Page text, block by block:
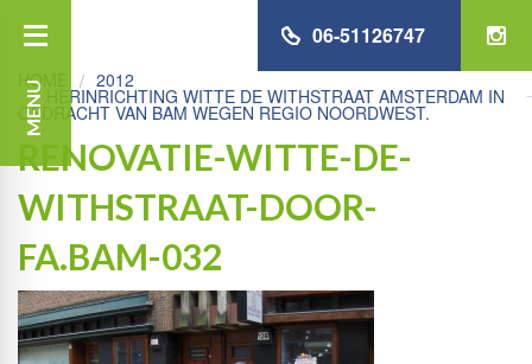
MENU
06-51126747
HOME 2012
HERINRICHTING WITTE DE WITHSTRAAT AMSTERDAM IN
OPDRACHT VAN BAM WEGEN REGIO NOORDWEST.
RENOVATIE-WITTE-DE-
WITHSTRAAT-DOOR-
FA.BAM-032